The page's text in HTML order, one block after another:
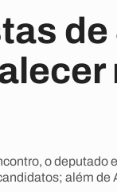
o deputado
além de